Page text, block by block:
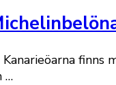
finns
…